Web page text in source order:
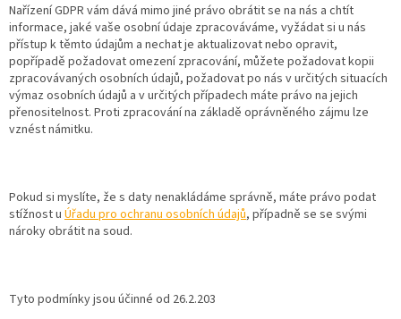
Nařízení GDPR vám dává mimo jiné právo obrátit se na nás a chtít
informace, jaké vaše osobní údaje zpracováváme, vyžádat si u nás
přístup k těmto údajům a nechat je aktualizovat nebo opravit,
popřípadě požadovat omezení zpracování, můžete požadovat kopii
zpracovávaných osobních údajů, požadovat po nás v určitých situacích
výmaz osobních údajů a v určitých případech máte právo na jejich
přenositelnost. Proti zpracování na základě oprávněného zájmu lze
vznést námitku.
Pokud si myslíte, že s daty nenakládáme správně, máte právo podat
stížnost u Úřadu pro ochranu osobních údajů, případně se se svými
nároky obrátit na soud.
Tyto podmínky jsou účinné od 26.2.203